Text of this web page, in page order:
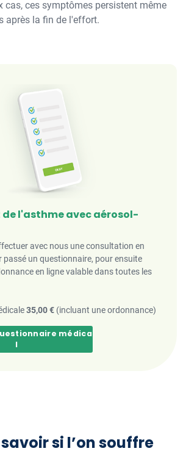
cas, ces symptômes persistent même
après la fin de l'effort.
l'asthme avec aérosol-
avec nous une consultation en
passé un questionnaire, pour ensuite
en ligne valable dans toutes les
35,00 € (incluant une ordonnance)
médica
l
si l’on souffre